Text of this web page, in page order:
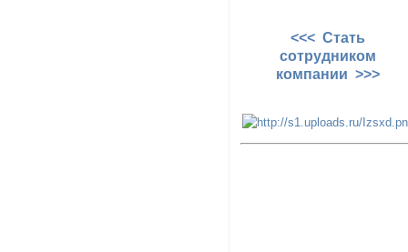
<<< Стать
сотрудником
компании >>>